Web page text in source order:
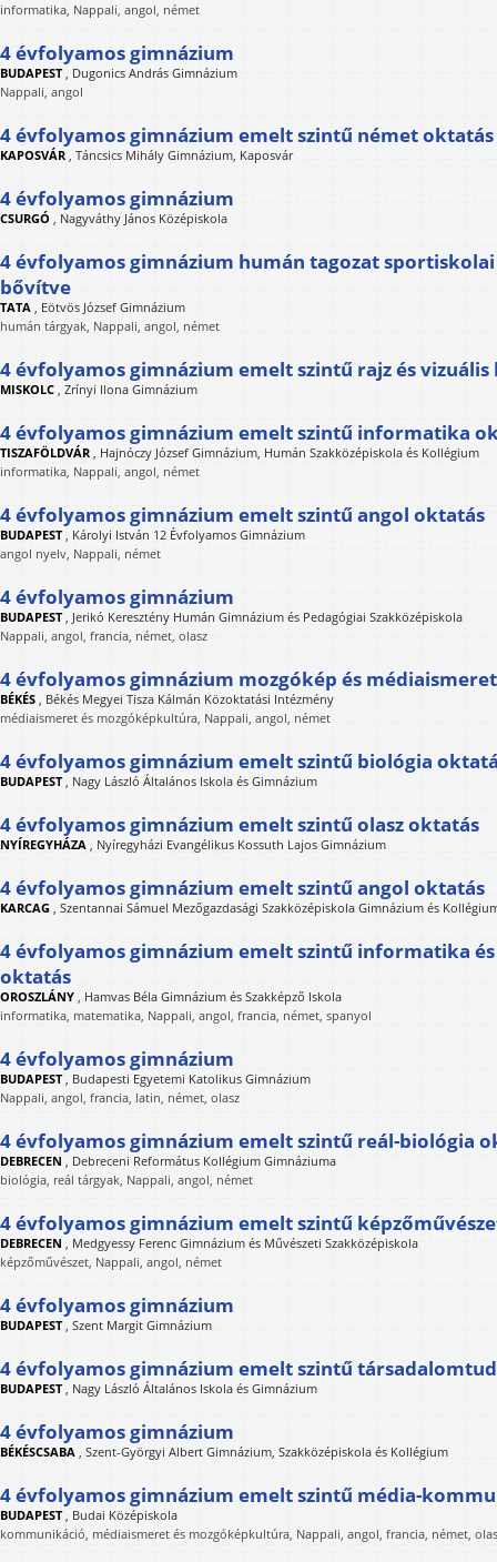
informatika, Nappali, angol, német
4 évfolyamos gimnázium
BUDAPEST, Dugonics András Gimnázium
Nappali, angol
4 évfolyamos gimnázium emelt szintű német oktatás
KAPOSVÁR , Táncsics Mihály Gimnázium, Kaposvár
4 évfolyamos gimnázium
CSURGÓ , Nagyváthy János Középiskola
4 évfolyamos gimnázium humán tagozat
bővítve
TATA , Eötvös József Gimnázium
humán tárgyak, Nappali, angol, német
4 évfolyamos gimnázium emelt szintű rajz és
MISKOLC , Zrínyi Ilona Gimnázium
4 évfolyamos gimnázium emelt szintű informatika
TISZAFÖLDVÁR , Hajnóczy József Gimnázium, Humán Szakközépiskola és Kollégium
informatika, Nappali, angol, német
4 évfolyamos gimnázium emelt szintű angol oktatás
BUDAPEST, Károlyi István 12 Évfolyamos Gimnázium
angol nyelv, Nappali, német
4 évfolyamos gimnázium
BUDAPEST, Jerikó Keresztény Humán Gimnázium és Pedagógiai Szakközépiskola
Nappali, angol, francia, német, olasz
4 évfolyamos gimnázium mozgókép és
BÉKÉS , Békés Megyei Tisza Kálmán Közoktatási Intézmény
médiaismeret és mozgóképkultúra, Nappali, angol, német
4 évfolyamos gimnázium emelt szintű biológia
BUDAPEST, Nagy László Általános Iskola és Gimnázium
4 évfolyamos gimnázium emelt szintű olasz oktatás
NYÍREGYHÁZA , Nyíregyházi Evangélikus Kossuth Lajos Gimnázium
4 évfolyamos gimnázium emelt szintű angol oktatás
KARCAG , Szentannai Sámuel Mezőgazdasági Szakközépiskola Gimnázium és
4 évfolyamos gimnázium emelt szintű informatika
oktatás
OROSZLÁNY , Hamvas Béla Gimnázium és Szakképző Iskola
informatika, matematika, Nappali, angol, francia, német, spanyol
4 évfolyamos gimnázium
BUDAPEST, Budapesti Egyetemi Katolikus Gimnázium
Nappali, angol, francia, latin, német, olasz
4 évfolyamos gimnázium emelt szintű reál-biológia
DEBRECEN , Debreceni Református Kollégium Gimnáziuma
biológia, reál tárgyak, Nappali, angol, német
4 évfolyamos gimnázium emelt szintű
DEBRECEN , Medgyessy Ferenc Gimnázium és Művészeti Szakközépiskola
képzőművészet, Nappali, angol, német
4 évfolyamos gimnázium
BUDAPEST, Szent Margit Gimnázium
4 évfolyamos gimnázium emelt szintű
BUDAPEST, Nagy László Általános Iskola és Gimnázium
4 évfolyamos gimnázium
BÉKÉSCSABA , Szent-Györgyi Albert Gimnázium, Szakközépiskola és Kollégium
4 évfolyamos gimnázium emelt szintű média-
BUDAPEST, Budai Középiskola
kommunikáció, médiaismeret és mozgóképkultúra, Nappali, angol, francia, német,